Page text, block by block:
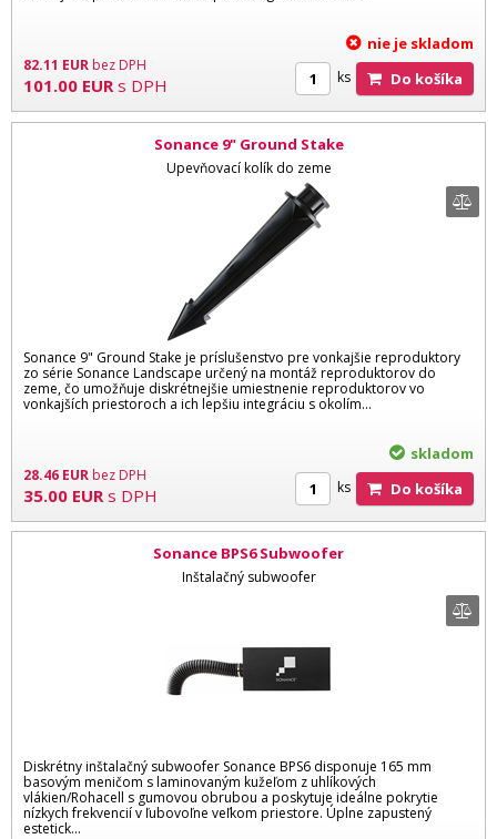
82.11 EURbez DPH
101.00 EUR s DPH
nie je skladom
ks Do košíka
Sonance 9" Ground Stake
Upevňovací kolík do zeme
Sonance 9" Ground Stake je príslušenstvo pre vonkajšie reproduktory
zo série Sonance Landscape určený na montáž reproduktorov do
zeme, čo umožňuje diskrétnejšie umiestnenie reproduktorov vo
vonkajších priestoroch a ich lepšiu integráciu s okolím...
28.46 EURbez DPH
35.00 EUR s DPH
skladom
ks Do košíka
Sonance BPS6 Subwoofer
Inštalačný subwoofer
Diskrétny inštalačný subwoofer Sonance BPS6 disponuje 165 mm
basovým meničom s laminovaným kužeľom z uhlíkových
vlákien/Rohacell s gumovou obrubou a poskytuje ideálne pokrytie
nízkych frekvencií v ľubovoľne veľkom priestore. Úplne zapustený
estetick...